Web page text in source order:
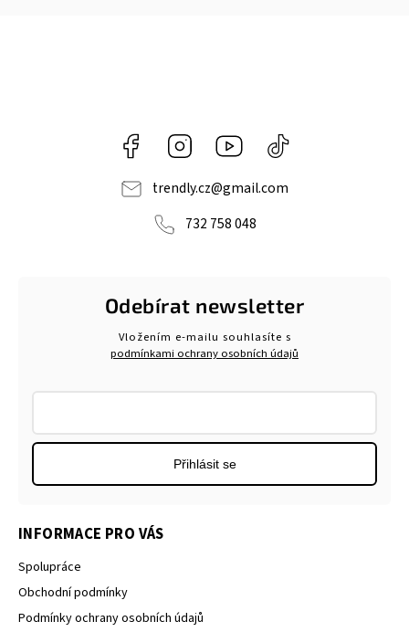
Facebook Instagram https://www.youtube.com/
navlnetrendu5284
trendly.cz@gmail.com
732 758 048
INFORMACE PRO VÁS
Spolupráce
Obchodní podmínky
Podmínky ochrany osobních údajů
Odebírat newsletter
Vložením e-mailu souhlasíte s
podmínkami ochrany osobních údajů
Přihlásit se